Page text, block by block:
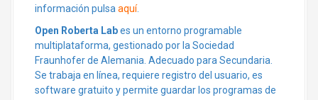
información pulsa aquí.
Open Roberta Labes un entorno programable
multiplataforma, gestionado por la Sociedad
Fraunhofer de Alemania. Adecuado para Secundaria.
Se trabaja en línea, requiere registro del usuario, es
software gratuito y permite guardar los programas de